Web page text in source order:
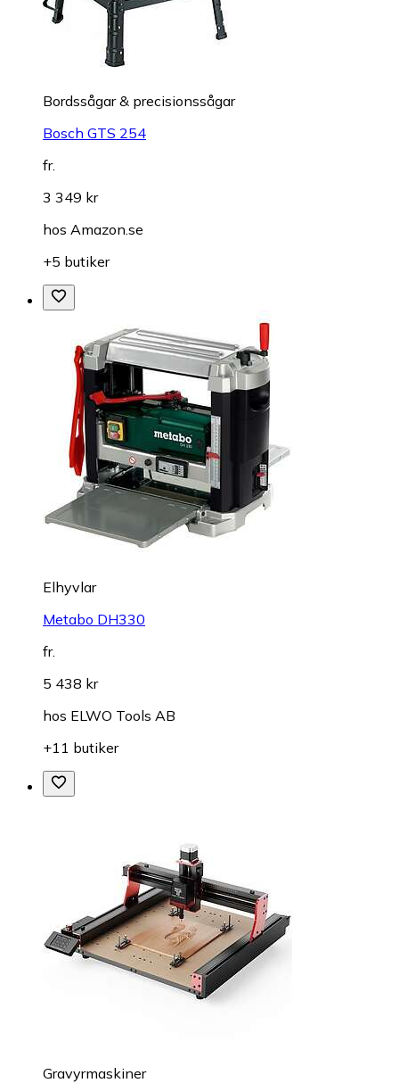
Bordssågar & precisionssågar
Bosch GTS 254
fr.
3 349 kr
hos Amazon.se
+5 butiker
Elhyvlar
Metabo DH330
fr.
5 438 kr
hos ELWO Tools AB
+11 butiker
Gravyrmaskiner